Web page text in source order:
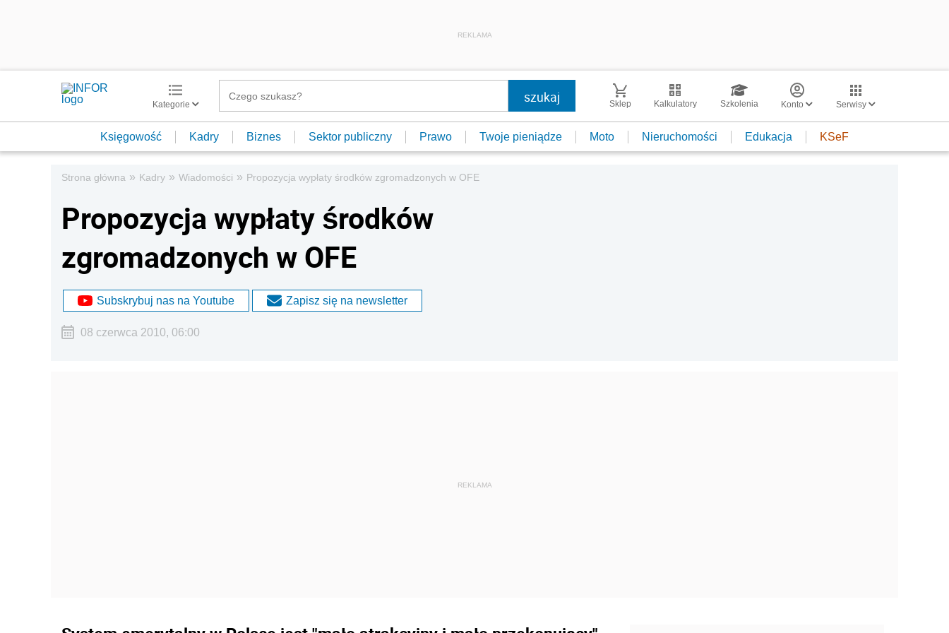
REKLAMA
Kategorie Sklep Kalkulatory Szkolenia Konto Serwisy
Księgowość Kadry Biznes Sektor publiczny Prawo Twoje pieniądze Moto Nieruchomości Edukacja KSeF
Strona główna » Kadry » Wiadomości » Propozycja wypłaty środków zgromadzonych w OFE
Propozycja wypłaty środków
zgromadzonych w OFE
Subskrybuj nas na Youtube Zapisz się na newsletter
08 czerwca 2010, 06:00